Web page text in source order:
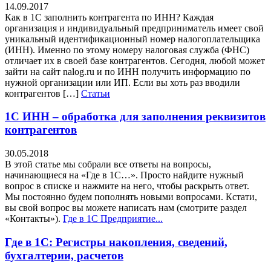
14.09.2017
Как в 1С заполнить контрагента по ИНН? Каждая
организация и индивидуальный предприниматель имеет свой
уникальный идентификационный номер налогоплательщика
(ИНН). Именно по этому номеру налоговая служба (ФНС)
отличает их в своей базе контрагентов. Сегодня, любой может
зайти на сайт nalog.ru и по ИНН получить информацию по
нужной организации или ИП. Если вы хоть раз вводили
контрагентов […] Статьи
1С ИНН – обработка для заполнения реквизитов
контрагентов
30.05.2018
В этой статье мы собрали все ответы на вопросы,
начинающиеся на «Где в 1С…». Просто найдите нужный
вопрос в списке и нажмите на него, чтобы раскрыть ответ.
Мы постоянно будем пополнять новыми вопросами. Кстати,
вы свой вопрос вы можете написать нам (смотрите раздел
«Контакты»). Где в 1С Предприятие...
Где в 1С: Регистры накопления, сведений,
бухгалтерии, расчетов